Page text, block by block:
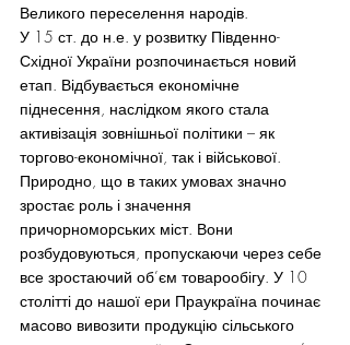
Великого переселення народів.
У 15 ст. до н.е. у розвитку Південно-
Східної України розпочинається новий
етап. Відбувається економічне
піднесення, наслідком якого стала
активізація зовнішньої політики – як
торгово-економічної, так і військової.
Природно, що в таких умовах значно
зростає роль і значення
причорноморських міст. Вони
розбудовуються, пропускаючи через себе
все зростаючий об’єм товарообігу. У 10
столітті до нашої ери Праукраїна починає
масово вивозити продукцію сільського